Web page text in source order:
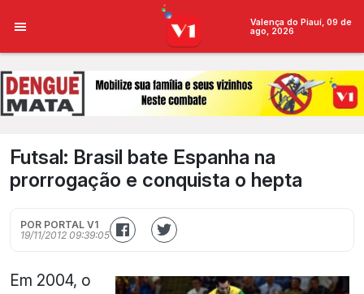
Valença do Piauí, 09 de
ago, 2026
Futsal: Brasil bate Espanha na
prorrogação e conquista o hepta
POR PORTAL V1
19/11/2012 09:39:05
Em 2004, o